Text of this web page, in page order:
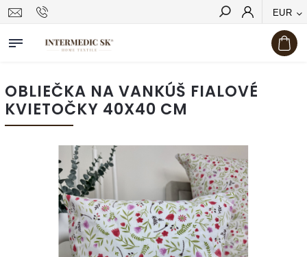
EUR
Hľadať
OBLIEČKA NA VANKÚŠ FIALOVÉ
KVIETOČKY 40X40 CM